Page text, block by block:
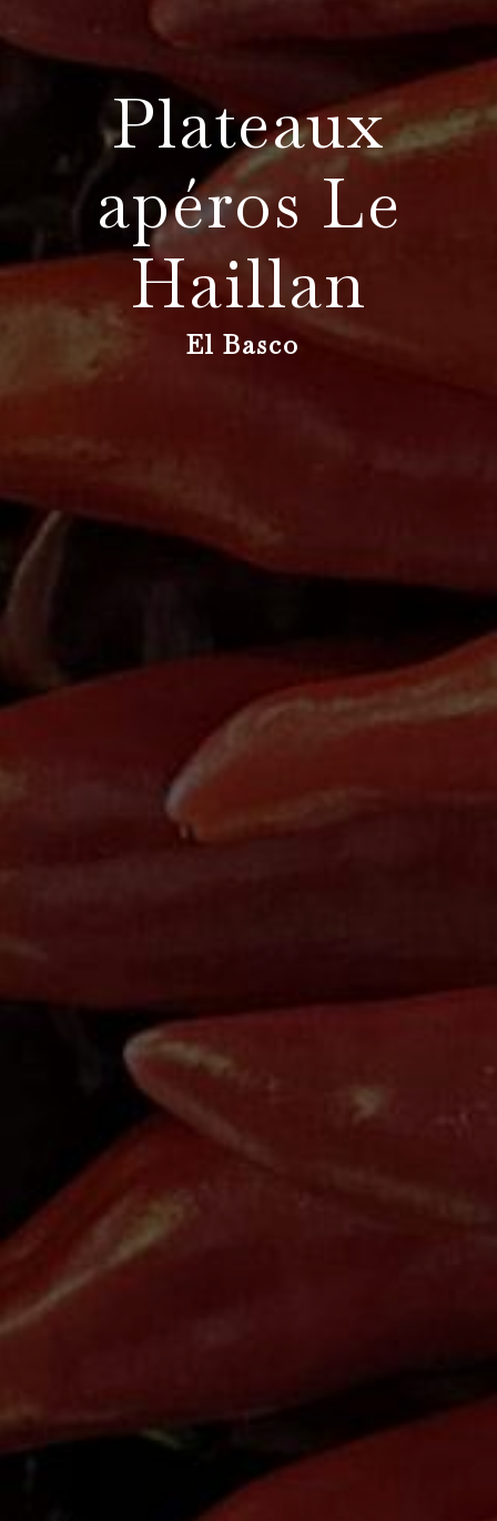
Plateaux
apéros Le
Haillan
El Basco